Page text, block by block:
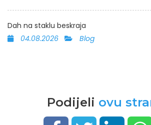
Dah na staklu beskraja
04.08.2026
Blog
Podijeli ovu